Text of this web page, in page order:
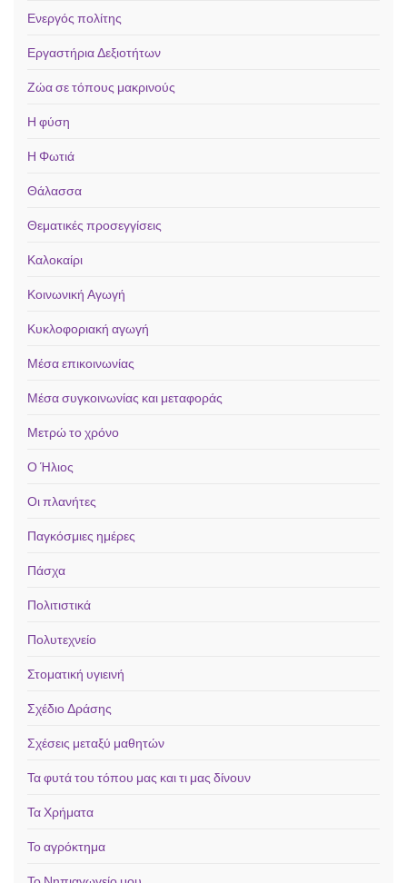
Ενεργός πολίτης
Εργαστήρια Δεξιοτήτων
Ζώα σε τόπους μακρινούς
Η φύση
Η Φωτιά
Θάλασσα
Θεματικές προσεγγίσεις
Καλοκαίρι
Κοινωνική Αγωγή
Κυκλοφοριακή αγωγή
Μέσα επικοινωνίας
Μέσα συγκοινωνίας και μεταφοράς
Μετρώ το χρόνο
Ο Ήλιος
Οι πλανήτες
Παγκόσμιες ημέρες
Πάσχα
Πολιτιστικά
Πολυτεχνείο
Στοματική υγιεινή
Σχέδιο Δράσης
Σχέσεις μεταξύ μαθητών
Τα φυτά του τόπου μας και τι μας δίνουν
Τα Χρήματα
Το αγρόκτημα